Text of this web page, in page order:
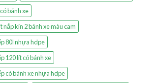
bánh xe
kín 2 bánh xe màu cam
80l nhựa hdpe
120 lít có bánh xe
có bánh xe nhựa hdpe